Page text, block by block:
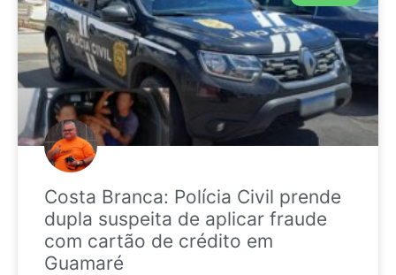
Costa Branca: Polícia Civil prende
dupla suspeita de aplicar fraude
com cartão de crédito em
Guamaré